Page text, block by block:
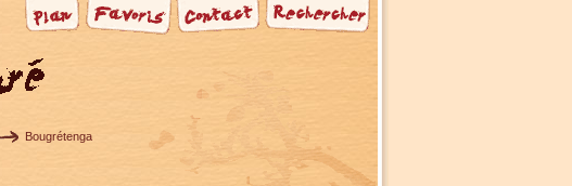
Bougrétenga